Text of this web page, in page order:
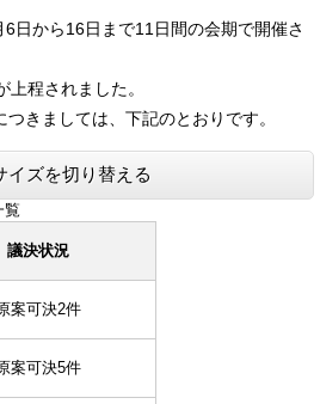
日から16日まで11日間の会期で開催さ
程されました。
きましては、下記のとおりです。
イズを切り替える
覧
議決状況
案可決2件
案可決5件